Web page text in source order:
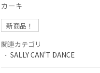
カーキ
新商品！
関連カテゴリ
SALLY CAN'T DANCE